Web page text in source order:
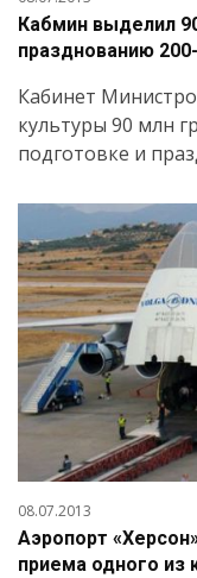
Кабмин выделил
празднованию
Кабинет
культуры 90 млн
подготовке и
08.07.2013
Аэропорт
приема одного из